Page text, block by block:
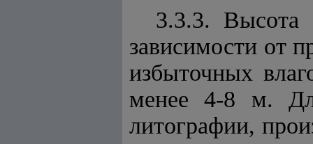
3.3.3. Высота
зависимости от
избыточных
менее 4-8 м.
литографии,